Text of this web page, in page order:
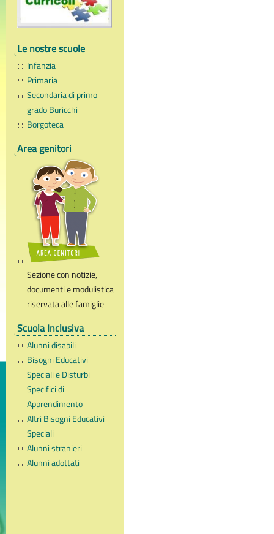
Le nostre scuole
Infanzia
Primaria
Secondaria di primo
grado Buricchi
Borgoteca
Area genitori
Sezione con notizie,
documenti e modulistica
riservata alle famiglie
Scuola Inclusiva
Alunni disabili
Bisogni Educativi
Speciali e Disturbi
Specifici di
Apprendimento
Altri Bisogni Educativi
Speciali
Alunni stranieri
Alunni adottati